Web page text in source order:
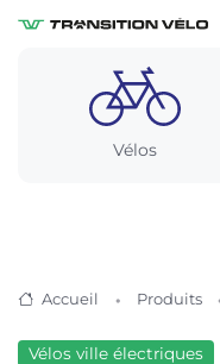
Vélos
Accueil Produits
Vélos ville électriques